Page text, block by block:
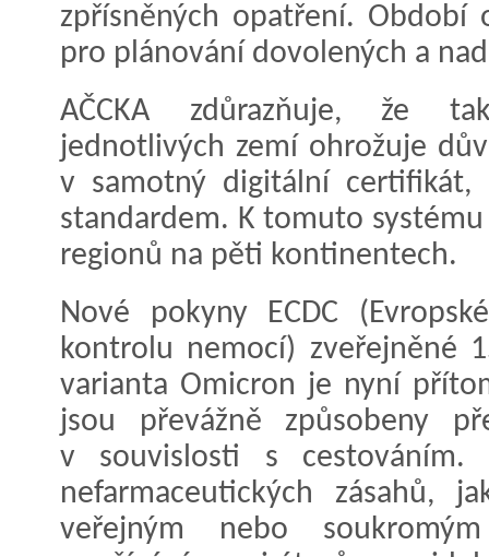
zpřísněných opatření. Období
pro plánování dovolených a
AČCKA zdůrazňuje, že
jednotlivých zemí ohrožuje
v samotný digitální certifikát,
standardem. K tomuto
regionů na pěti kontinentech.
Nové pokyny ECDC
kontrolu nemocí) zveřejněné
varianta Omicron je nyní
jsou převážně způsobeny
v souvislosti s cestováním.
nefarmaceutických zásahů,
veřejným nebo